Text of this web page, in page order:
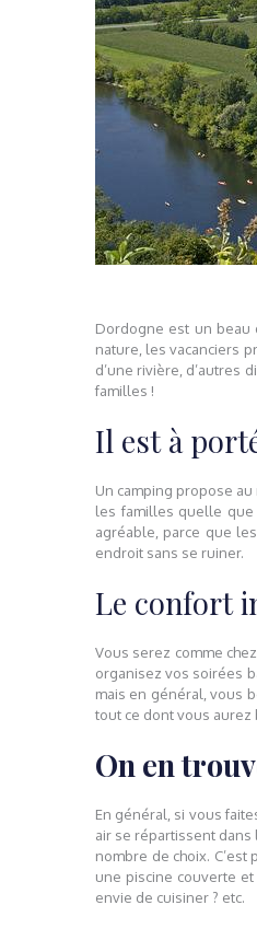
Dordogne est un beau
nature, les vacanciers
d’une rivière, d’autres
familles !
Il est à
Un camping propose
les familles quelle que
agréable, parce que
endroit sans se ruiner.
Le confort
Vous serez comme
organisez vos soirées
mais en général, vous
tout ce dont vous
On en
En général, si vous
air se répartissent
nombre de choix.
une piscine couverte
envie de cuisiner ? etc.